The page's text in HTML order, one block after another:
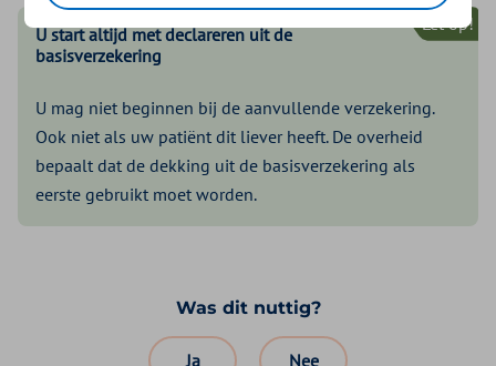
U start altijd met declareren uit de
basisverzekering
Let op!
U mag niet beginnen bij de aanvullende verzekering.
Ook niet als uw patiënt dit liever heeft. De overheid
bepaalt dat de dekking uit de basisverzekering als
eerste gebruikt moet worden.
Was dit nuttig?
Ja Nee